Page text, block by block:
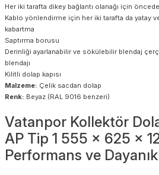
Her iki tarafta dikey bağlantı olanağı için
Kablo yönlendirme için her iki tarafta da yatay
kabartma
Saptırma borusu
Derinliği ayarlanabilir ve sökülebilir blendaj
blendajı
Kilitli dolap kapısı
Malzeme: Çelik sacdan dolap
Renk: Beyaz (RAL 9016 benzeri)
Vatanpor Kollektör
AP Tip 1 555 x 625 x
Performans ve